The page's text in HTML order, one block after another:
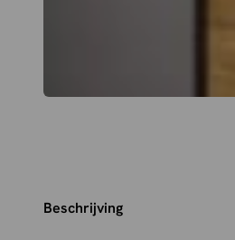
Beschrijving